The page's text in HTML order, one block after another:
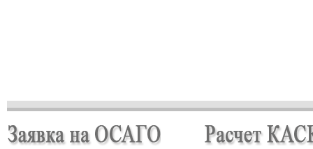
РОСГОССТРАХ застраховал ответственность ООО «Атомэкспо»
РОСГОССТРАХ в Костроме застраховал квартиру на сумму
РОСГОССТРАХ в Пермском крае застраховал дом и квартиру на
сумму 31,9 млн рублей